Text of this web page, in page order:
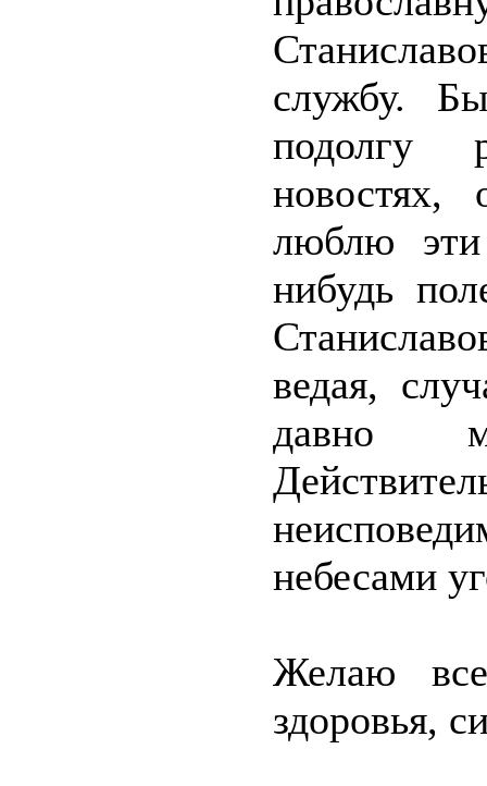
службу.
подолгу
люблю эти
нибудь
ведая,
давно
небесами
Желаю
здоровья,